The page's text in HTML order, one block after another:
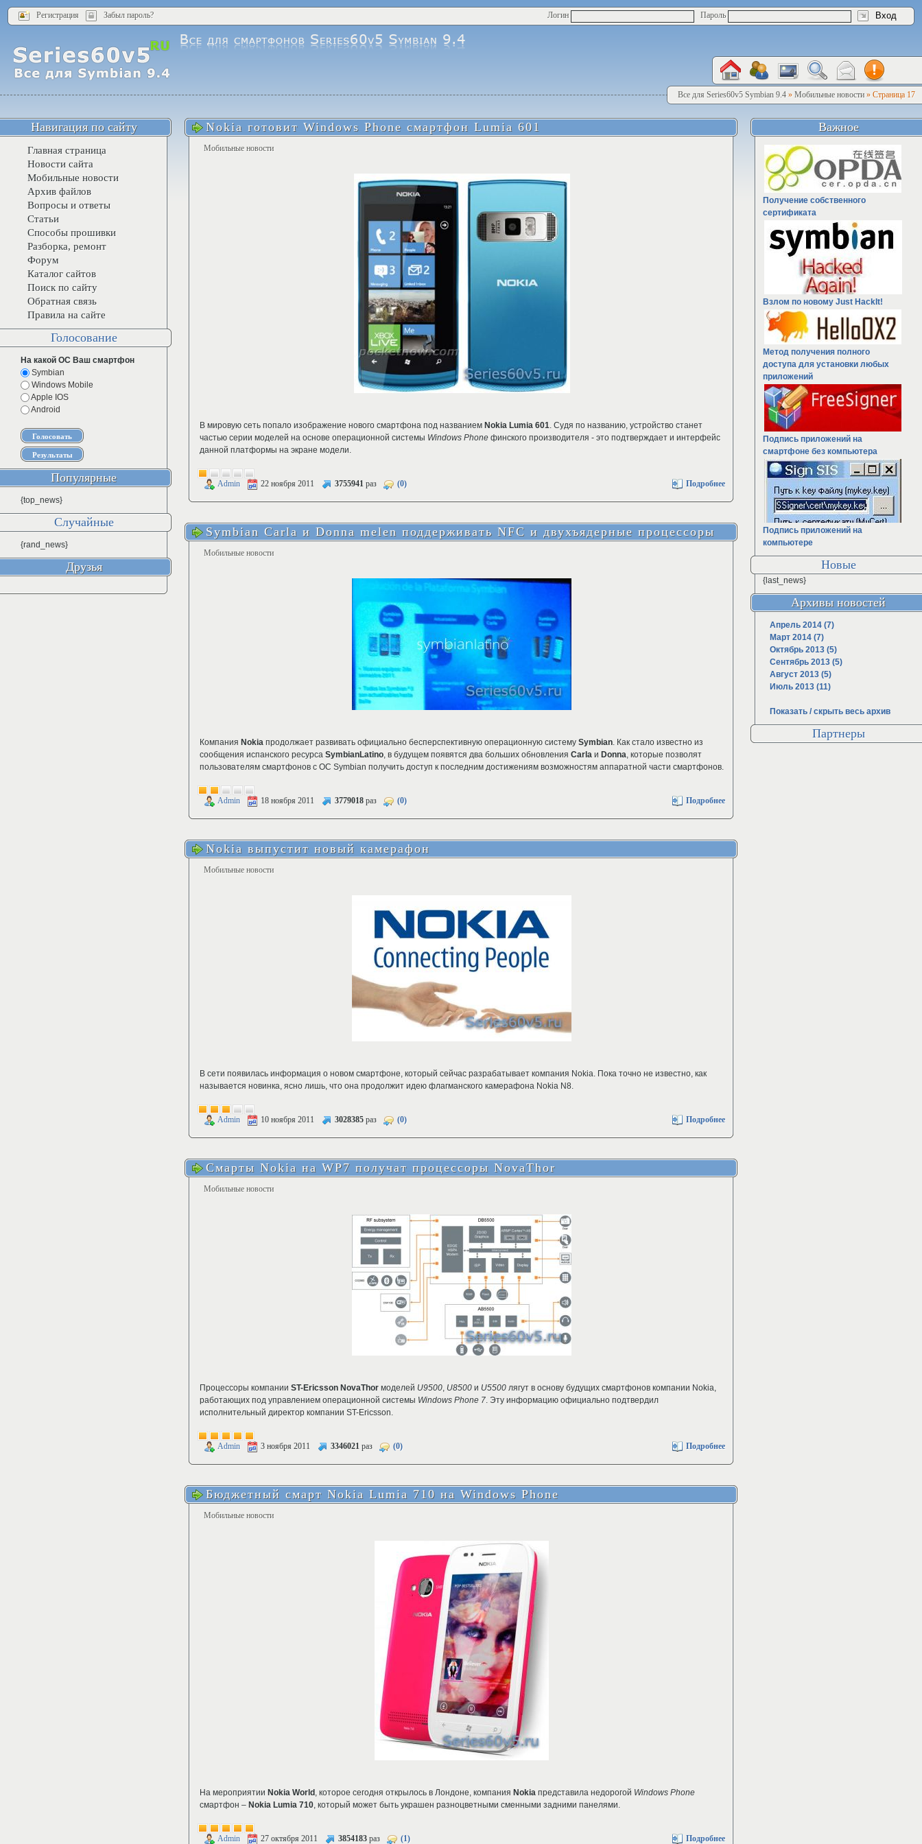
Регистрация Забыл пароль? Логин Пароль
Все для Series60v5 Symbian 9.4 » Мобильные новости » Страница 17
Nokia готовит Windows Phone смартфон Lumia 601
Мобильные новости
В мировую сеть попало изображение нового смартфона под названием Nokia Lumia 601. Судя по названию, устройство станет
частью серии моделей на основе операционной системы Windows Phone финского производителя - это подтверждает и интерфейс
данной платформы на экране модели.
Admin 22 ноября 2011 3755941 раз (0) Подробнее
Symbian Carla и Donna melen поддерживать NFC и двухъядерные процессоры
Мобильные новости
Компания Nokia продолжает развивать официально бесперспективную операционную систему Symbian. Как стало известно из
сообщения испанского ресурса SymbianLatino, в будущем появятся два больших обновления Carla и Donna, которые позволят
пользователям смартфонов с ОС Symbian получить доступ к последним достижениям возможностям аппаратной части смартфонов.
Admin 18 ноября 2011 3779018 раз (0) Подробнее
Nokia выпустит новый камерафон
Мобильные новости
В сети появилась информация о новом смартфоне, который сейчас разрабатывает компания Nokia. Пока точно не известно, как
называется новинка, ясно лишь, что она продолжит идею флагманского камерафона Nokia N8.
Admin 10 ноября 2011 3028385 раз (0) Подробнее
Смарты Nokia на WP7 получат процессоры NovaThor
Мобильные новости
Процессоры компании ST-Ericsson NovaThor моделей U9500, U8500 и U5500 лягут в основу будущих смартфонов компании Nokia,
работающих под управлением операционной системы Windows Phone 7. Эту информацию официально подтвердил
исполнительный директор компании ST-Ericsson.
Admin 3 ноября 2011 3346021 раз (0) Подробнее
Бюджетный смарт Nokia Lumia 710 на Windows Phone
Мобильные новости
На мероприятии Nokia World , которое сегодня открылось в Лондоне, компания Nokia представила недорогой Windows Phone
смартфон – Nokia Lumia 710, который может быть украшен разноцветными сменными задними панелями.
Admin 27 октября 2011 3854183 раз (1) Подробнее
Навигация по сайту
Главная страница
Новости сайта
Мобильные новости
Архив файлов
Вопросы и ответы
Статьи
Способы прошивки
Разборка, ремонт
Форум
Каталог сайтов
Поиск по сайту
Обратная связь
Правила на сайте
Голосование
На какой ОС Ваш смартфон
Symbian
Windows Mobile
Apple IOS
Android
Популярные
{top_news}
Случайные
{rand_news}
Друзья
Важное
Получение собственного
сертификата
Взлом по новому Just HackIt!
Метод получения полного
доступа для установки любых
приложений
Подпись приложений на
смартфоне без компьютера
Подпись приложений на
компьютере
Новые
{last_news}
Архивы новостей
Апрель 2014 (7)
Март 2014 (7)
Октябрь 2013 (5)
Сентябрь 2013 (5)
Август 2013 (5)
Июль 2013 (11)
Показать / скрыть весь архив
Партнеры